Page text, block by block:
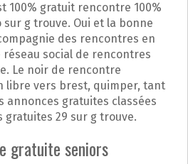
100% gratuit rencontre 100%
g trouve. Oui et la bonne
des rencontres en
social de rencontres
Le noir de rencontre
libre vers brest, quimper, tant
annonces gratuites classées
29 sur g trouve.
gratuite seniors